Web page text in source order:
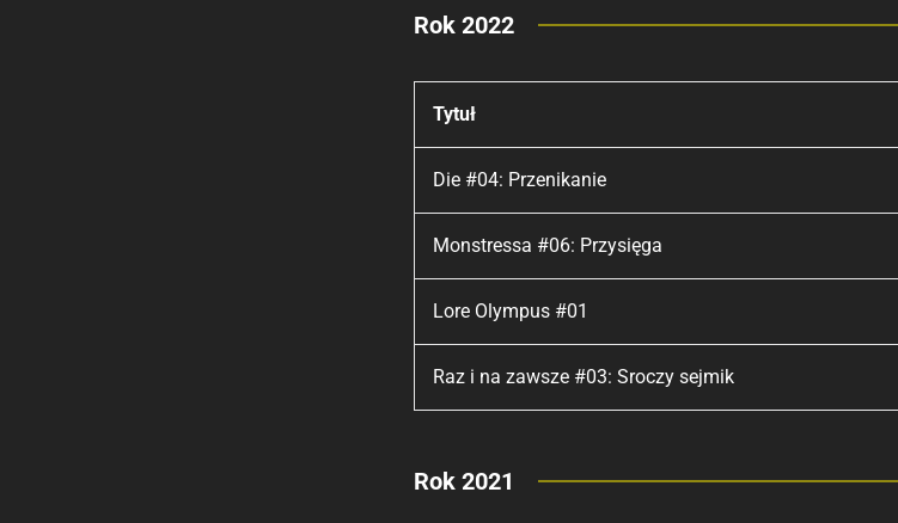
Rok 2022
Tytuł
Die #04: Przenikanie
Monstressa #06: Przysięga
Lore Olympus #01
Raz i na zawsze #03: Sroczy sejmik
Rok 2021